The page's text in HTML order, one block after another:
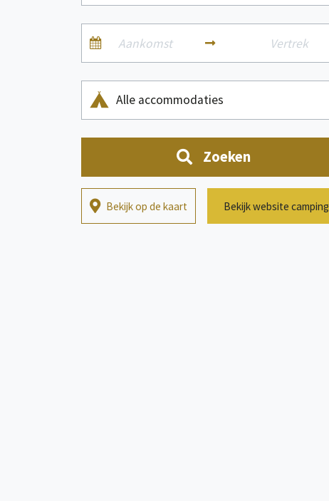
Alle accommodaties
Zoeken
Bekijk op de kaart Bekijk website camping